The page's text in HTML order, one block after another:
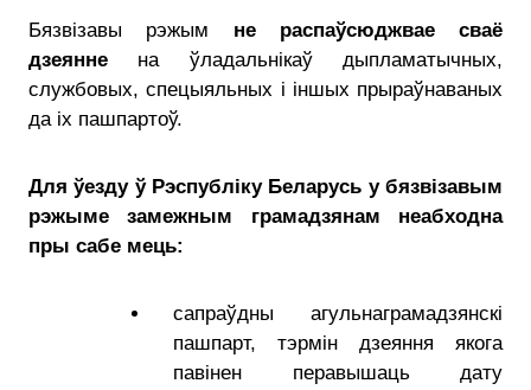
Бязвізавы рэжым не распаўсюджвае сваё
дзеянне на ўладальнікаў дыпламатычных,
службовых, спецыяльных і іншых прыраўнаваных
да іх пашпартоў.
Для ўезду ў Рэспубліку Беларусь у бязвізавым
рэжыме замежным грамадзянам неабходна
пры сабе мець:
сапраўдны агульнаграмадзянскі
пашпарт, тэрмін дзеяння якога
павінен перавышаць дату